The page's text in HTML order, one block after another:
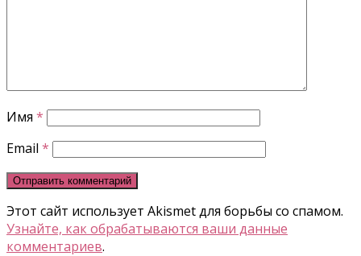
Имя *
Email *
Этот сайт использует Akismet для борьбы со спамом.
Узнайте, как обрабатываются ваши данные
комментариев.